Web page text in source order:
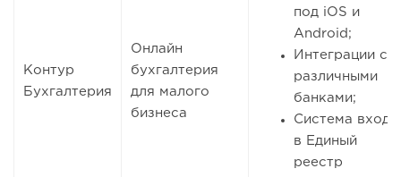
Контур
Бухгалтерия
Онлайн
бухгалтерия
для малого
бизнеса
под iOS и
Android;
Интеграции с
различными
банками;
Система
в Единый
реестр